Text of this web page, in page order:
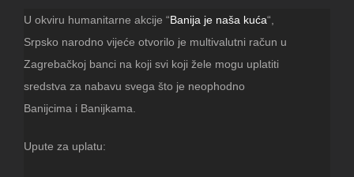
U okviru humanitarne akcije “Banija je naša kuća“,
Srpsko narodno vijeće otvorilo je multivalutni račun u
Zagrebačkoj banci na koji svi koji žele mogu uplatiti
sredstva za nabavu svega što je neophodno
Banijcima i Banijkama.
Upute za uplatu: